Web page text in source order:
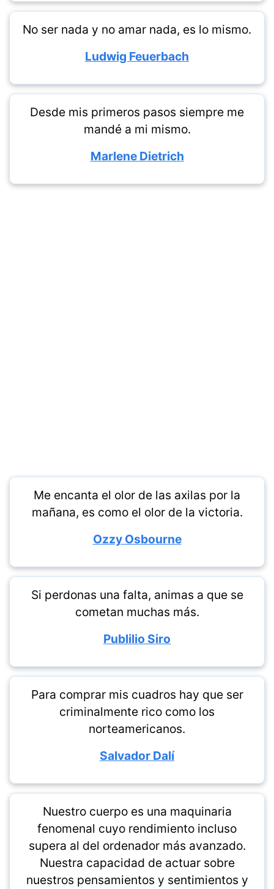
No ser nada y no amar nada, es lo mismo.
Ludwig Feuerbach
Desde mis primeros pasos siempre me
mandé a mi mismo.
Marlene Dietrich
Me encanta el olor de las axilas por la
mañana, es como el olor de la victoria.
Ozzy Osbourne
Si perdonas una falta, animas a que se
cometan muchas más.
Publilio Siro
Para comprar mis cuadros hay que ser
criminalmente rico como los
norteamericanos.
Salvador Dalí
Nuestro cuerpo es una maquinaria
fenomenal cuyo rendimiento incluso
supera al del ordenador más avanzado.
Nuestra capacidad de actuar sobre
nuestros pensamientos y sentimientos y